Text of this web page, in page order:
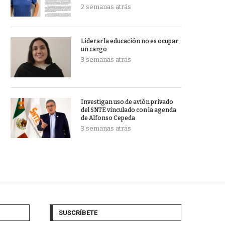
2 semanas atrás
Liderar la educación no es ocupar
un cargo
3 semanas atrás
Investigan uso de avión privado
del SNTE vinculado con la agenda
de Alfonso Cepeda
3 semanas atrás
SUSCRÍBETE